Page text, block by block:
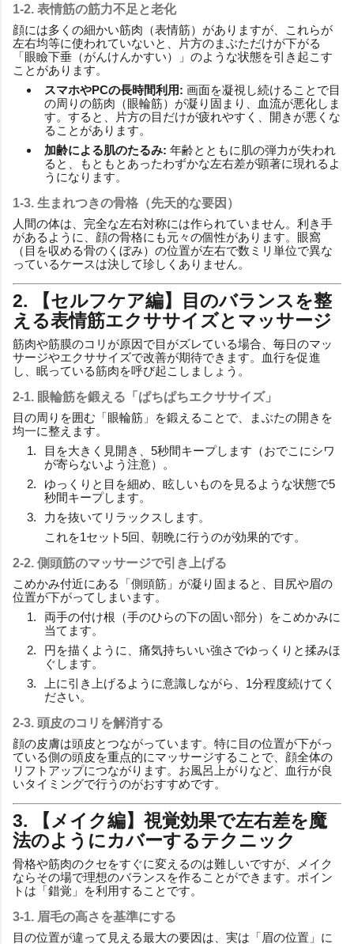
1-2. 表情筋の筋力不足と老化
顔には多くの細かい筋肉（表情筋）がありますが、これらが
左右均等に使われていないと、片方のまぶただけが下がる
「眼瞼下垂（がんけんかすい）」のような状態を引き起こす
ことがあります。
スマホやPCの長時間利用: 画面を凝視し続けることで目
の周りの筋肉（眼輪筋）が凝り固まり、血流が悪化しま
す。すると、片方の目だけが疲れやすく、開きが悪くな
ることがあります。
加齢による肌のたるみ: 年齢とともに肌の弾力が失われ
ると、もともとあったわずかな左右差が顕著に現れるよ
うになります。
1-3. 生まれつきの骨格（先天的な要因）
人間の体は、完全な左右対称には作られていません。利き手
があるように、顔の骨格にも元々の個性があります。眼窩
（目を収める骨のくぼみ）の位置が左右で数ミリ単位で異な
っているケースは決して珍しくありません。
2. 【セルフケア編】目のバランスを整
える表情筋エクササイズとマッサージ
筋肉や筋膜のコリが原因で目がズレている場合、毎日のマッ
サージやエクササイズで改善が期待できます。血行を促進
し、眠っている筋肉を呼び起こしましょう。
2-1. 眼輪筋を鍛える「ぱちぱちエクササイズ」
目の周りを囲む「眼輪筋」を鍛えることで、まぶたの開きを
均一に整えます。
目を大きく見開き、5秒間キープします（おでこにシワ
が寄らないよう注意）。
ゆっくりと目を細め、眩しいものを見るような状態で5
秒間キープします。
力を抜いてリラックスします。
これを1セット5回、朝晩に行うのが効果的です。
2-2. 側頭筋のマッサージで引き上げる
こめかみ付近にある「側頭筋」が凝り固まると、目尻や眉の
位置が下がってしまいます。
両手の付け根（手のひらの下の固い部分）をこめかみに
当てます。
円を描くように、痛気持ちいい強さでゆっくりと揉みほ
ぐします。
上に引き上げるように意識しながら、1分程度続けてく
ださい。
2-3. 頭皮のコリを解消する
顔の皮膚は頭皮とつながっています。特に目の位置が下がっ
ている側の頭皮を重点的にマッサージすることで、顔全体の
リフトアップにつながります。お風呂上がりなど、血行が良
いタイミングで行うのがおすすめです。
3. 【メイク編】視覚効果で左右差を魔
法のようにカバーするテクニック
骨格や筋肉のクセをすぐに変えるのは難しいですが、メイク
ならその場で理想のバランスを作ることができます。ポイン
トは「錯覚」を利用することです。
3-1. 眉毛の高さを基準にする
目の位置が違って見える最大の要因は、実は「眉の位置」に